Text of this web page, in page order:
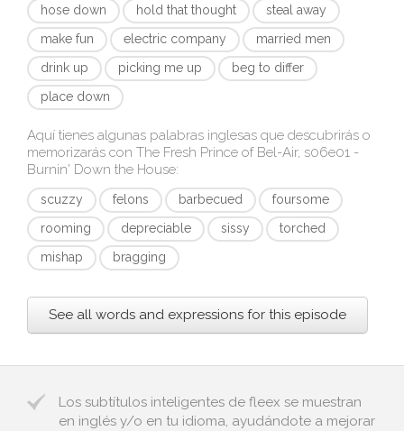
hose down hold that thought
steal away
make fun
electric company
married men
drink up
picking me up
beg to differ
place down
Aquí tienes algunas palabras inglesas que descubrirás o
memorizarás con The Fresh Prince of Bel-Air, s06e01 -
Burnin' Down the House:
scuzzy felons barbecued
foursome
rooming
depreciable sissy
torched
mishap
bragging
See all words and expressions for this episode
Los subtítulos inteligentes de fleex se muestran
en inglés y/o en tu idioma, ayudándote a mejorar